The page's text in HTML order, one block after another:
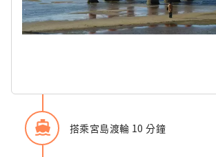
directions_boat 搭乘宮島渡輪 10 分鐘